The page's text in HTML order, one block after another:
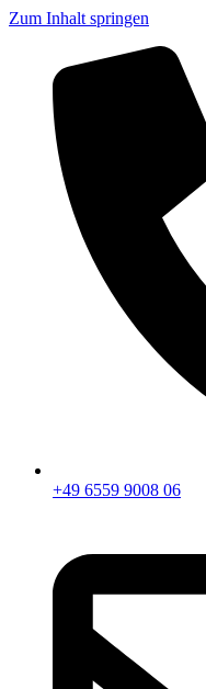
Zum Inhalt springen
+49 6559 9008 06